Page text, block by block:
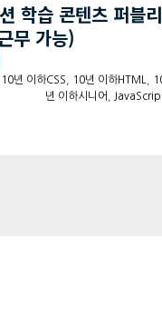
학습 콘텐츠 퍼블리
무 가능)
10년 이하CSS 10년 이하HTML
년 이하시니어